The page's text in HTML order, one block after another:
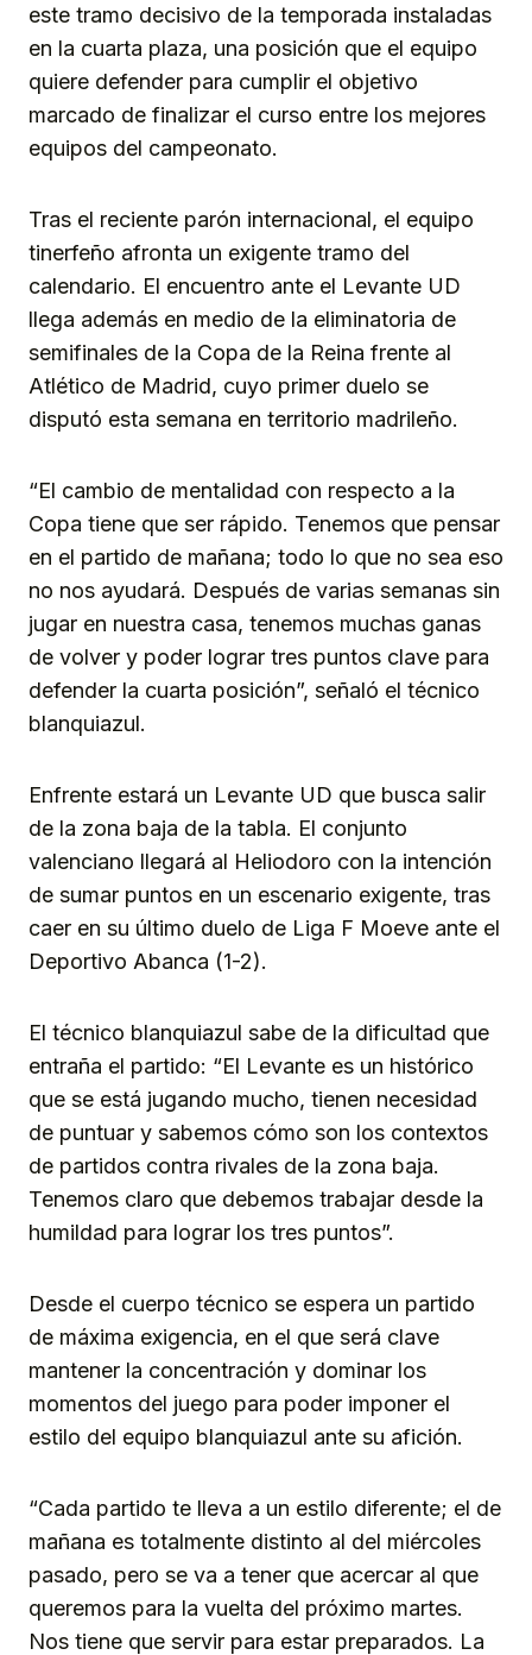
este tramo decisivo de la temporada instaladas
en la cuarta plaza, una posición que el equipo
quiere defender para cumplir el objetivo
marcado de finalizar el curso entre los mejores
equipos del campeonato.
Tras el reciente parón internacional, el equipo
tinerfeño afronta un exigente tramo del
calendario. El encuentro ante el Levante UD
llega además en medio de la eliminatoria de
semifinales de la Copa de la Reina frente al
Atlético de Madrid, cuyo primer duelo se
disputó esta semana en territorio madrileño.
“El cambio de mentalidad con respecto a la
Copa tiene que ser rápido. Tenemos que pensar
en el partido de mañana; todo lo que no sea eso
no nos ayudará. Después de varias semanas sin
jugar en nuestra casa, tenemos muchas ganas
de volver y poder lograr tres puntos clave para
defender la cuarta posición”, señaló el técnico
blanquiazul.
Enfrente estará un Levante UD que busca salir
de la zona baja de la tabla. El conjunto
valenciano llegará al Heliodoro con la intención
de sumar puntos en un escenario exigente, tras
caer en su último duelo de Liga F Moeve ante el
Deportivo Abanca (1-2).
El técnico blanquiazul sabe de la dificultad que
entraña el partido: “El Levante es un histórico
que se está jugando mucho, tienen necesidad
de puntuar y sabemos cómo son los contextos
de partidos contra rivales de la zona baja.
Tenemos claro que debemos trabajar desde la
humildad para lograr los tres puntos”.
Desde el cuerpo técnico se espera un partido
de máxima exigencia, en el que será clave
mantener la concentración y dominar los
momentos del juego para poder imponer el
estilo del equipo blanquiazul ante su afición.
“Cada partido te lleva a un estilo diferente; el de
mañana es totalmente distinto al del miércoles
pasado, pero se va a tener que acercar al que
queremos para la vuelta del próximo martes.
Nos tiene que servir para estar preparados. La